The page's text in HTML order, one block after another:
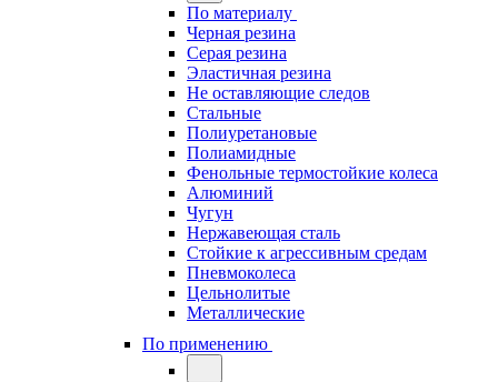
По материалу
Черная резина
Серая резина
Эластичная резина
Не оставляющие следов
Стальные
Полиуретановые
Полиамидные
Фенольные термостойкие колеса
Алюминий
Чугун
Нержавеющая сталь
Стойкие к агрессивным средам
Пневмоколеса
Цельнолитые
Металлические
По применению